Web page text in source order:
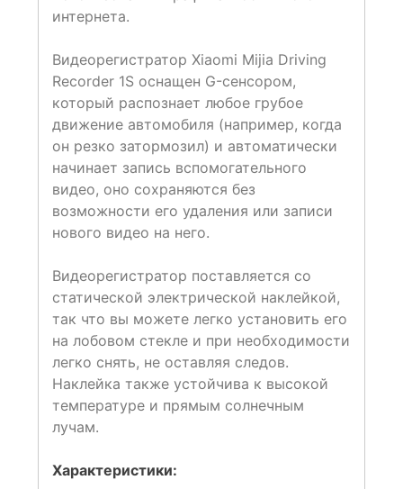
интернета.
Видеорегистратор Xiaomi Mijia Driving
Recorder 1S оснащен G-сенсором,
который распознает любое грубое
движение автомобиля (например, когда
он резко затормозил) и автоматически
начинает запись вспомогательного
видео, оно сохраняются без
возможности его удаления или записи
нового видео на него.
Видеорегистратор поставляется со
статической электрической наклейкой,
так что вы можете легко установить его
на лобовом стекле и при необходимости
легко снять, не оставляя следов.
Наклейка также устойчива к высокой
температуре и прямым солнечным
лучам.
Характеристики: